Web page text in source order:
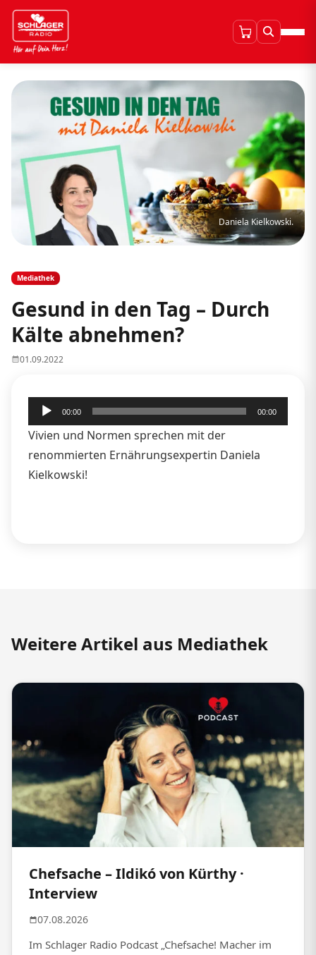
Daniela Kielkowski.
Mediathek
Gesund in den Tag – Durch
Kälte abnehmen?
01.09.2022
Audio-
Player
00:00 00:00
Vivien und Normen sprechen mit der
renommierten Ernährungsexpertin Daniela
Kielkowski!
Weitere Artikel aus Mediathek
Chefsache – Ildikó von Kürthy ·
Interview
07.08.2026
Im Schlager Radio Podcast „Chefsache! Macher im